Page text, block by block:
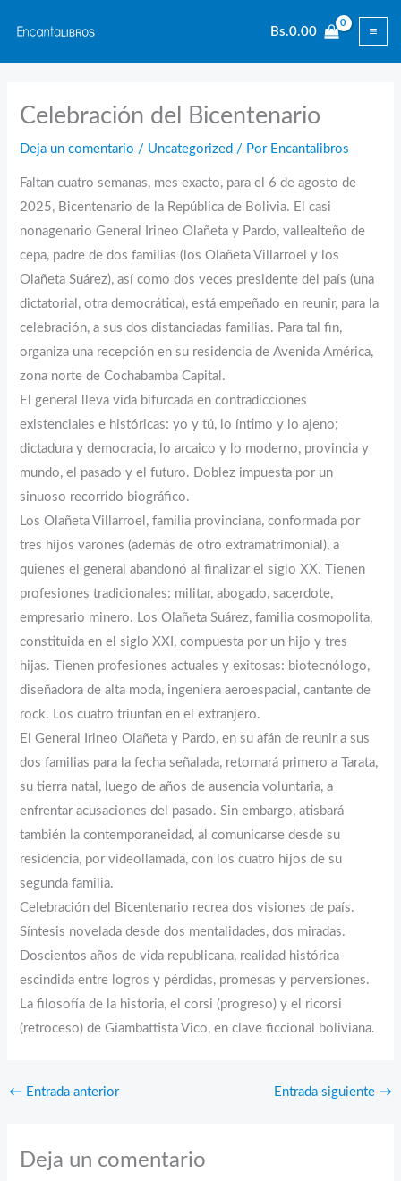
contenido
Bs.0.00
Celebración del Bicentenario
Deja un comentario / Uncategorized / Por Encantalibros
Faltan cuatro semanas, mes exacto, para el 6 de agosto de
2025, Bicentenario de la República de Bolivia. El casi
nonagenario General Irineo Olañeta y Pardo, vallealteño de
cepa, padre de dos familias (los Olañeta Villarroel y los
Olañeta Suárez), así como dos veces presidente del país (una
dictatorial, otra democrática), está empeñado en reunir, para la
celebración, a sus dos distanciadas familias. Para tal fin,
organiza una recepción en su residencia de Avenida América,
zona norte de Cochabamba Capital.
El general lleva vida bifurcada en contradicciones
existenciales e históricas: yo y tú, lo íntimo y lo ajeno;
dictadura y democracia, lo arcaico y lo moderno, provincia y
mundo, el pasado y el futuro. Doblez impuesta por un
sinuoso recorrido biográfico.
Los Olañeta Villarroel, familia provinciana, conformada por
tres hijos varones (además de otro extramatrimonial), a
quienes el general abandonó al finalizar el siglo XX. Tienen
profesiones tradicionales: militar, abogado, sacerdote,
empresario minero. Los Olañeta Suárez, familia cosmopolita,
constituida en el siglo XXI, compuesta por un hijo y tres
hijas. Tienen profesiones actuales y exitosas: biotecnólogo,
diseñadora de alta moda, ingeniera aeroespacial, cantante de
rock. Los cuatro triunfan en el extranjero.
El General Irineo Olañeta y Pardo, en su afán de reunir a sus
dos familias para la fecha señalada, retornará primero a Tarata,
su tierra natal, luego de años de ausencia voluntaria, a
enfrentar acusaciones del pasado. Sin embargo, atisbará
también la contemporaneidad, al comunicarse desde su
residencia, por videollamada, con los cuatro hijos de su
segunda familia.
Celebración del Bicentenario recrea dos visiones de país.
Síntesis novelada desde dos mentalidades, dos miradas.
Doscientos años de vida republicana, realidad histórica
escindida entre logros y pérdidas, promesas y perversiones.
La filosofía de la historia, el corsi (progreso) y el ricorsi
(retroceso) de Giambattista Vico, en clave ficcional boliviana.
← Entrada anterior Entrada siguiente →
Deja un comentario